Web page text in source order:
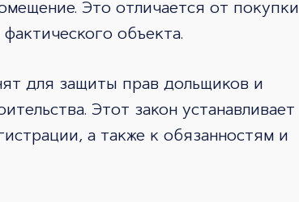
Это отличается от покупки
объекта.
для защиты прав дольщиков и
Этот закон устанавливает
а также к обязанностям и